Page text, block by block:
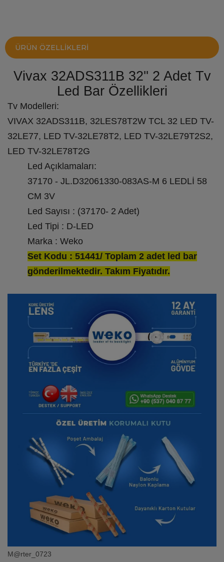
ÜRÜN ÖZELLIKLERI
Vivax 32ADS311B 32'' 2 Adet Tv
Led Bar Özellikleri
Tv Modelleri:
VIVAX 32ADS311B, 32LES78T2W TCL 32 LED TV-
32LE77, LED TV-32LE78T2, LED TV-32LE79T2S2,
LED TV-32LE78T2G
Led Açıklamaları:
37170 - JL.D32061330-083AS-M 6 LEDLİ 58
CM 3V
Led Sayısı : (37170- 2 Adet)
Led Tipi : D-LED
Marka : Weko
Set Kodu : 51441/ Toplam 2 adet led bar
gönderilmektedir. Takım Fiyatıdır.
M@rter_0723